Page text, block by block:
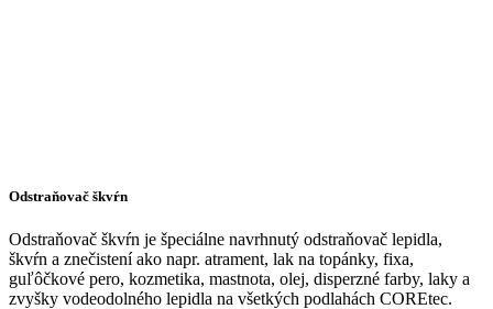
Odstraňovač škvŕn
Odstraňovač škvŕn je špeciálne navrhnutý odstraňovač lepidla,
škvŕn a znečistení ako napr. atrament, lak na topánky, fixa,
guľôčkové pero, kozmetika, mastnota, olej, disperzné farby, laky a
zvyšky vodeodolného lepidla na všetkých podlahách COREtec.